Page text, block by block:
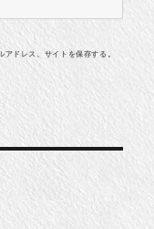
ドレス、サイトを保存する。